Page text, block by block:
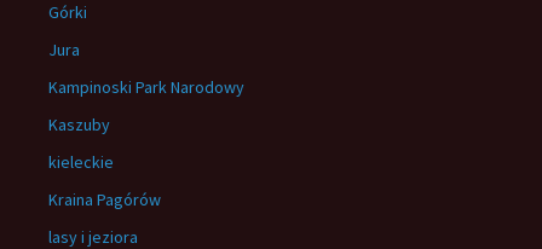
Górki
Jura
Kampinoski Park Narodowy
Kaszuby
kieleckie
Kraina Pagórów
lasy i jeziora